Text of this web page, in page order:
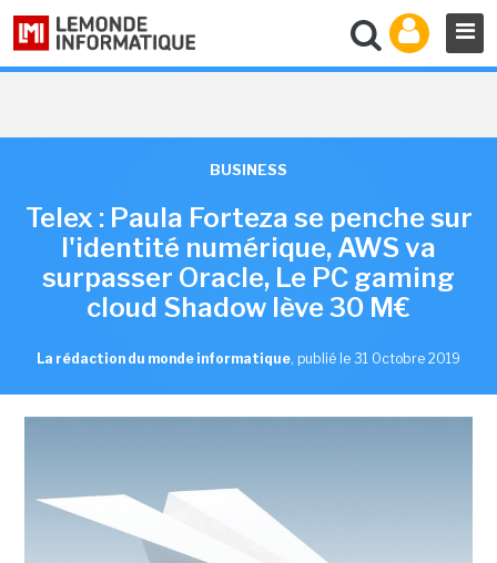
BUSINESS
Telex : Paula Forteza se penche sur
l'identité numérique, AWS va
surpasser Oracle, Le PC gaming
cloud Shadow lève 30 M€
La rédaction du monde informatique, publié le 31 Octobre 2019